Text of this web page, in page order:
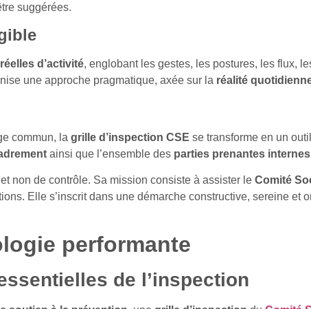
suggérées.
d’activité, englobant les gestes, les postures, les flux,
une approche pragmatique, axée sur la réalité
commun, la grille d’inspection CSE se transforme en un
ainsi que l’ensemble des parties prenantes internes
et non de contrôle. Sa mission consiste à assister le Comité
Elle s’inscrit dans une démarche constructive, sereine et
performante
de l’inspection